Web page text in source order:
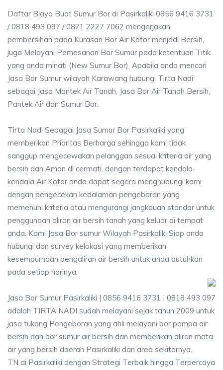
Daftar Biaya Buat Sumur Bor di Pasirkaliki 0856 9416 3731
/ 0818 493 097 / 0821 2227 7062 mengerjakan
pembersihan pada Kurasan Bor Air Kotor menjadi Bersih,
juga Melayani Pemesanan Bor Sumur pada ketentuan Titik
yang anda minati (New Sumur Bor), Apabila anda mencari
Jasa Bor Sumur wilayah Karawang hubungi Tirta Nadi
sebagai Jasa Mantek Air Tanah, Jasa Bor Air Tanah Bersih,
Pantek Air dan Sumur Bor.
Tirta Nadi Sebagai Jasa Sumur Bor Pasirkaliki yang
memberikan Prioritas Berharga sehingga kami tidak
sanggup mengecewakan pelanggan sesuai kriteria air yang
bersih dan Aman di cermati, dengan terdapat kendala-
kendala Air Kotor anda dapat segera menghubungi kami
dengan pengecekan kedalaman pengeboran yang
memenuhi kriteria atau mengurangi jangkauan standar untuk
penggunaan aliran air bersih tanah yang keluar di tempat
anda. Kami Jasa Bor sumur Wilayah Pasirkaliki Siap anda
hubungi dan survey kelokasi yang memberikan
kesempurnaan pengaliran air bersih untuk anda butuhkan
pada setiap harinya.
Jasa Bor Sumur Pasirkaliki | 0856 9416 3731 | 0818 493 097
adalah TIRTA NADI sudah melayani sejak tahun 2009 untuk
jasa tukang Pengeboran yang ahli melayani bor pompa air
bersih dan bor sumur air bersih dan memberikan aliran mata
air yang bersih daerah Pasirkaliki dan area sekitarnya.
TN di Pasirkaliki dengan Strategi Terbaik hingga Terpercaya